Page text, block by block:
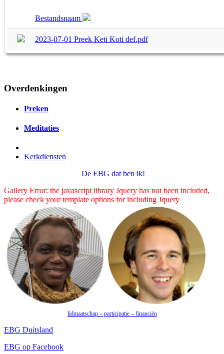
Bestandsnaam
2023-07-01 Preek Keti Koti def.pdf
Overdenkingen
Preken
Meditaties
Kerkdiensten
De EBG dat ben ik!
Gallery Error: the javascript library Jquery has not been included,
please check your template options for including Jquery
lidmaatschap – participatie – financiën
EBG Duitsland
EBG op Facebook